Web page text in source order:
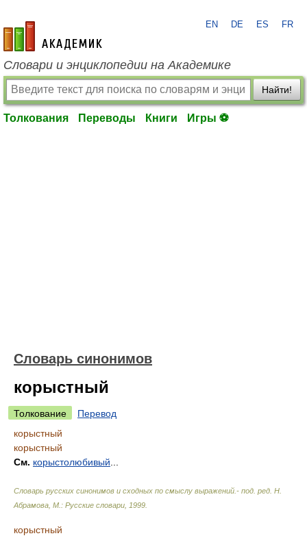
academic.ru
EN DE ES FR
Словари и энциклопедии на Академике
Найти!
Толкования Переводы Книги Игры ⚽
Словарь синонимов
корыстный
Толкование
Перевод
корыстный
корыстный
См. корыстолюбивый
Словарь русских синонимов и сходных по смыслу выражений.- под. ред. Н.
Абрамова, М.: Русские словари 1999
корыстный